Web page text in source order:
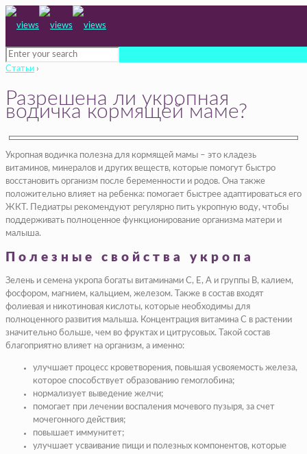
Статьи ›
Разрешена ли укропная
водичка кормящей маме?
Укропная водичка полезна для кормящей мамы – это кладезь
витаминов, минералов и других веществ, которые помогут быстро
восстановить организм после беременности и родов. Она также
положительно влияет на ребенка: помогает быстрее адаптироваться его
ЖКТ. Педиатры рекомендуют регулярно пить укропную воду, чтобы
поддерживать полноценное функционирование организма матери и
малыша.
Полезные свойства укропа
Зелень и семена укропа богаты витаминами С, Е, А и группы В, калием,
фосфором, магнием, кальцием, железом. Также в состав входят
фолиевая и никотиновая кислоты, которые необходимы для
полноценного развития малыша. Концентрация витамина С в растении
значительно больше, чем во фруктах и цитрусовых. Такой состав
благоприятно влияет на организм, а именно:
улучшает процесс кроветворения, повышая усвояемость железа,
которое способствует образованию гемоглобина;
нормализует выведение желчи;
помогает при лечении воспаления мочевого пузыря, за счет
мочегонного действия;
повышает иммунитет;
улучшает усваивание пищи и полезных компонентов, которые